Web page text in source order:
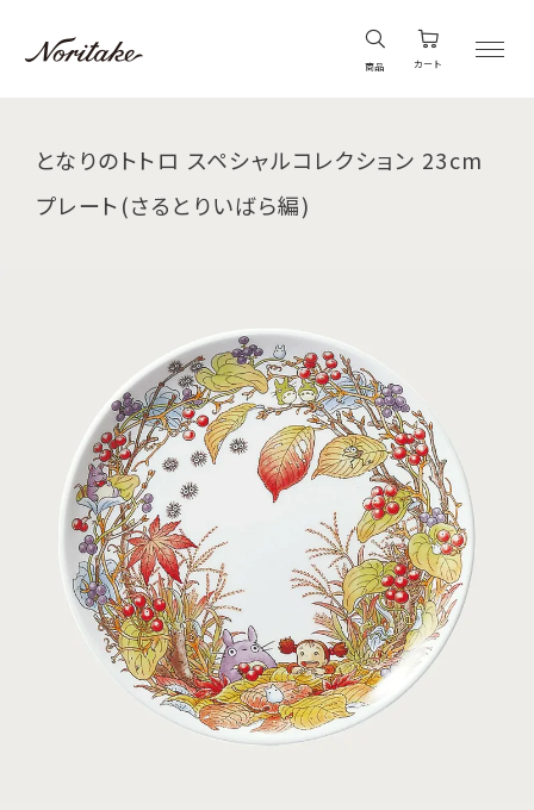
商品 カート
となりのトトロ スペシャルコレクション 23cm
プレート(さるとりいばら編)